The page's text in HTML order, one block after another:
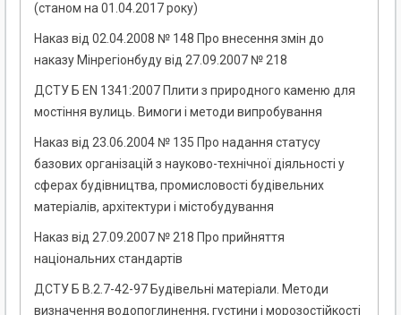
(станом на 01.04.2017 року)
Наказ від 02.04.2008 № 148 Про внесення змін до
наказу Мінрегіонбуду від 27.09.2007 № 218
ДСТУ Б EN 1341:2007 Плити з природного каменю для
мостіння вулиць. Вимоги і методи випробування
Наказ від 23.06.2004 № 135 Про надання статусу
базових організацій з науково-технічної діяльності у
сферах будівництва, промисловості будівельних
матеріалів, архітектури і містобудування
Наказ від 27.09.2007 № 218 Про прийняття
національних стандартів
ДСТУ Б В.2.7-42-97 Будівельні матеріали. Методи
визначення водопоглинення, густини і морозостійкості